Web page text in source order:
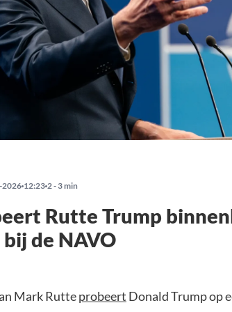
2026 12:23 2 - 3 min
Rutte Trump
de NAVO
Mark Rutteprobeert Donald Trump op